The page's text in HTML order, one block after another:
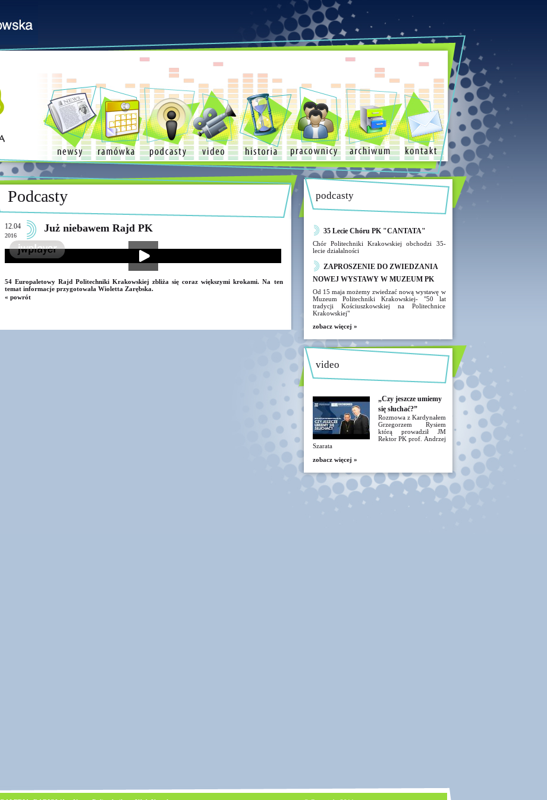
Podcasty
12.04
2016
Już niebawem Rajd PK
54 Europaletowy Rajd Politechniki Krakowskiej zbliża się coraz większymi krokami. Na ten
temat informacje przygotowała Wioletta Zarębska.
« powrót
podcasty
35 Lecie Chóru PK "CANTATA"
Chór Politechniki Krakowskiej obchodzi 35-
lecie działalności
ZAPROSZENIE DO ZWIEDZANIA
NOWEJ WYSTAWY W MUZEUM PK
Od 15 maja możemy zwiedzać nową wystawę w
Muzeum Politechniki Krakowskiej- "50 lat
tradycji Kościuszkowskiej na Politechnice
Krakowskiej"
zobacz więcej »
video
„Czy jeszcze umiemy
się słuchać?”
Rozmowa z Kardynałem
Grzegorzem Rysiem
którą prowadził JM
Rektor PK prof. Andrzej
Szarata
zobacz więcej »